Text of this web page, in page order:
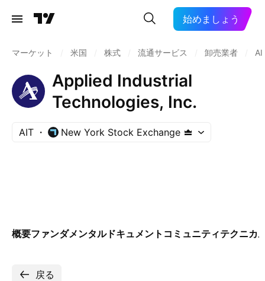
始めましょう
マーケット 米国 株式 流通サービス 卸売業者
Applied Industrial
Technologies, Inc.
AIT New York Stock Exchange
概要ファンダメンタルドキュメント コミュニティテクニカ
戻る